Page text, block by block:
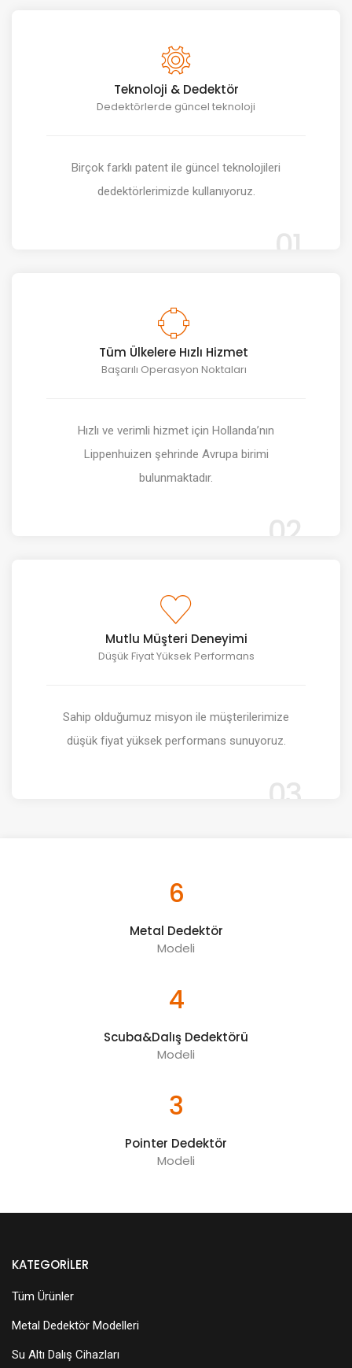
Teknoloji & Dedektör
Dedektörlerde güncel teknoloji
Birçok farklı patent ile güncel teknolojileri
dedektörlerimizde kullanıyoruz.
01
Tüm Ülkelere Hızlı Hizmet
Başarılı Operasyon Noktaları
Hızlı ve verimli hizmet için Hollanda’nın
Lippenhuizen şehrinde Avrupa birimi
bulunmaktadır.
02
Mutlu Müşteri Deneyimi
Düşük Fiyat Yüksek Performans
Sahip olduğumuz misyon ile müşterilerimize
düşük fiyat yüksek performans sunuyoruz.
03
6
Metal Dedektör
Modeli
4
Scuba&Dalış Dedektörü
Modeli
3
Pointer Dedektör
Modeli
KATEGORILER
Tüm Ürünler
Metal Dedektör Modelleri
Su Altı Dalış Cihazları